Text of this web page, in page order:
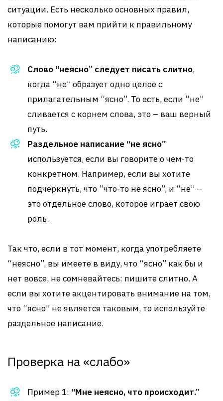
ситуации. Есть несколько основных правил,
которые помогут вам прийти к правильному
написанию:
Слово “неясно” следует писать слитно,
когда “не” образует одно целое с
прилагательным “ясно”. То есть, если “не”
сливается с корнем слова, это – ваш верный
путь.
Раздельное написание “не ясно”
используется, если вы говорите о чем-то
конкретном. Например, если вы хотите
подчеркнуть, что “что-то не ясно”, и “не” –
это отдельное слово, которое играет свою
роль.
Так что, если в тот момент, когда употребляете
“неясно”, вы имеете в виду, что “ясно” как бы и
нет вовсе, не сомневайтесь: пишите слитно. А
если вы хотите акцентировать внимание на том,
что “ясно” не является таковым, то используйте
раздельное написание.
Проверка на «слабо»
Пример 1: “Мне неясно, что происходит.”